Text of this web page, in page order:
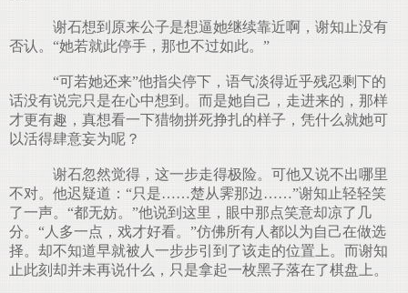
谢石想到原来公子是想逼她继续靠近啊，谢知止没有
否认。“她若就此停手，那也不过如此。”
“可若她还来”他指尖停下，语气淡得近乎残忍剩下的
话没有说完只是在心中想到。而是她自己，走进来的，那样
才更有趣，真想看一下猎物拼死挣扎的样子，凭什么就她可
以活得肆意妄为呢？
谢石忽然觉得，这一步走得极险。可他又说不出哪里
不对。他迟疑道：“只是……楚从霁那边……”谢知止轻轻笑
了一声。“都无妨。”他说到这里，眼中那点笑意却凉了几
分。“人多一点，戏才好看。”仿佛所有人都以为自己在做选
择。却不知道早就被人一步步引到了该走的位置上。而谢知
止此刻却并未再说什么，只是拿起一枚黑子落在了棋盘上。